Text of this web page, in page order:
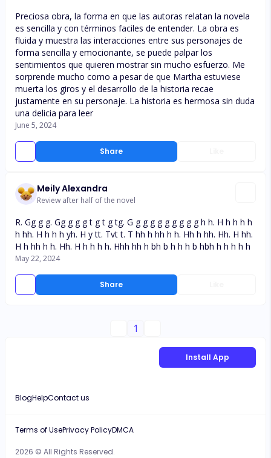
Share
Preciosa obra, la forma en que las autoras relatan la novela
es sencilla y con términos faciles de entender. La obra es
fluida y muestra las interacciones entre sus personajes de
forma sencilla y emocionante, se puede palpar los
sentimientos que quieren mostrar sin mucho esfuerzo. Me
sorprende mucho como a pesar de que Martha estuviese
muerta los giros y el desarrollo de la historia recae
justamente en su personaje. La historia es hermosa sin duda
una delicia para leer
June 5, 2024
Meily Alexandra
Review after half of the novel
Share
R. Gg g g. Gg g g g t g t g tg. G g g g g g g g g g h h. H h h h h
h hh. H h h h yh. H y tt. Tvt t. T hh h hh h h. Hh h hh. Hh. H hh.
H h hh h h. Hh. H h h h h. Hhh hh h bh b h h h b hbh h h h h h
May 22, 2024
1
Install App
BlogHelpContact us
2026 © All Rights Reserved.
Terms of UsePrivacy PolicyDMCA